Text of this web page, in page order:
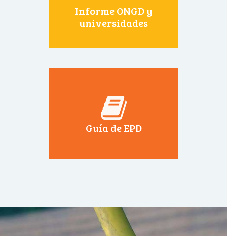
Informe ONGD y
universidades
Guía de EPD